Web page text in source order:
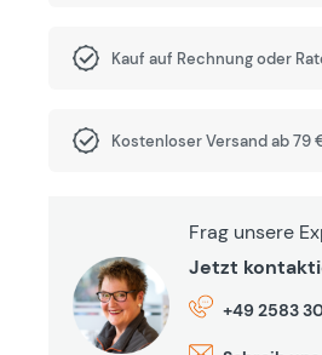
Kauf auf Rechnung oder
Kostenloser Versand ab 79
Frag unsere
Jetzt
+49 2583